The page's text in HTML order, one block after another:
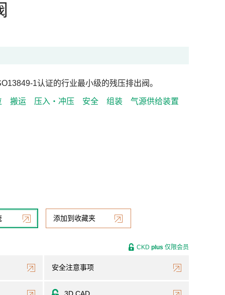
1认证的行业最小级的残压排出阀。
搬运 压入・冲压 安全 组装 气源供给装置
添加到收藏夹
安全注意事项
CKD plus 仅限会员